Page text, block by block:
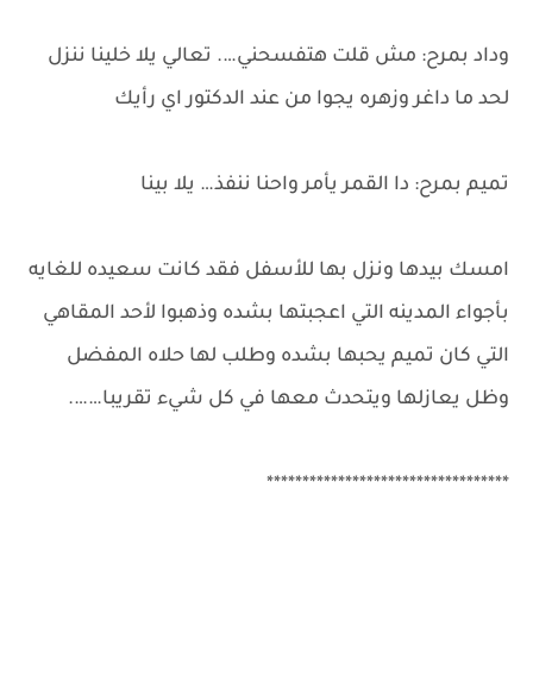
وداد بمرح: مش قلت هتفسحني…. تعالي يلا خلينا ننزل
لحد ما داغر وزهره يجوا من عند الدكتور اي رأيك
تميم بمرح: دا القمر يأمر واحنا ننفذ… يلا بينا
امسك بيدها ونزل بها للأسفل فقد كانت سعيده للغايه
بأجواء المدينه التي اعجبتها بشده وذهبوا لأحد المقاهي
التي كان تميم يحبها بشده وطلب لها حلاه المفضل
وظل يعازلها ويتحدث معها في كل شيء تقريبا…….
**********************************